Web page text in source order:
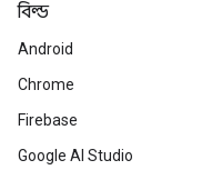
বিল্ড
Android
Chrome
Firebase
Google AI Studio